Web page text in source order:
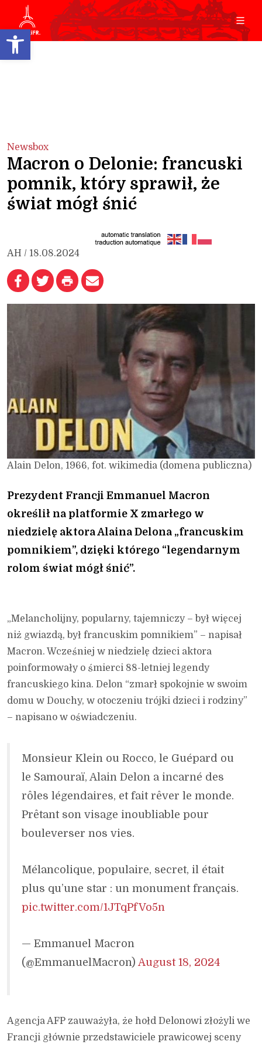
Open toolbar
Newsbox
Macron o Delonie: francuski
pomnik, który sprawił, że
świat mógł śnić
AH / 18.08.2024
Alain Delon, 1966, fot. wikimedia (domena publiczna)
Prezydent Francji Emmanuel Macron
określił na platformie X zmarłego w
niedzielę aktora Alaina Delona „francuskim
pomnikiem”, dzięki którego “legendarnym
rolom świat mógł śnić”.
„Melancholijny, popularny, tajemniczy – był więcej
niż gwiazdą, był francuskim pomnikiem” – napisał
Macron. Wcześniej w niedzielę dzieci aktora
poinformowały o śmierci 88-letniej legendy
francuskiego kina. Delon “zmarł spokojnie w swoim
domu w Douchy, w otoczeniu trójki dzieci i rodziny”
– napisano w oświadczeniu.
Monsieur Klein ou Rocco, le Guépard ou
le Samouraï, Alain Delon a incarné des
rôles légendaires, et fait rêver le monde.
Prêtant son visage inoubliable pour
bouleverser nos vies.
Mélancolique, populaire, secret, il était
plus qu’une star : un monument français.
pic.twitter.com/1JTqPfVo5n
— Emmanuel Macron
(@EmmanuelMacron) August 18, 2024
Agencja AFP zauważyła, że hołd Delonowi złożyli we
Francji głównie przedstawiciele prawicowej sceny